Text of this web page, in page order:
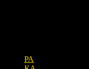
РА